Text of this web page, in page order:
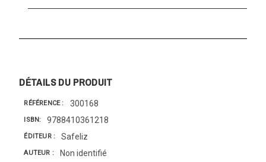
DÉTAILS DU PRODUIT
RÉFÉRENCE 300168
ISBN 9788410361218
ÉDITEUR Safeliz
AUTEUR Non identifié